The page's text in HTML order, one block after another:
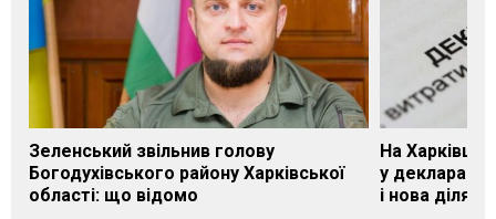
Зеленський звільнив голову
Богодухівського району Харківської
області: що відомо
На
у декларації
і нова